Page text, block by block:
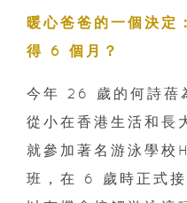
暖心爸爸的一個決定
得 6 個月？
今年 26 歲的何詩蓓
從小在香港生活和長
就參加著名游泳學
班，在 6 歲時正式